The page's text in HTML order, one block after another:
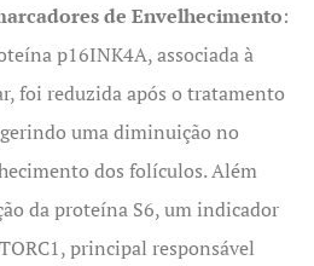
de Envelhecimento:
p16INK4A, associada à
foi reduzida após o tratamento
uma diminuição no
dos folículos. Além
da proteína S6, um indicador
principal responsável